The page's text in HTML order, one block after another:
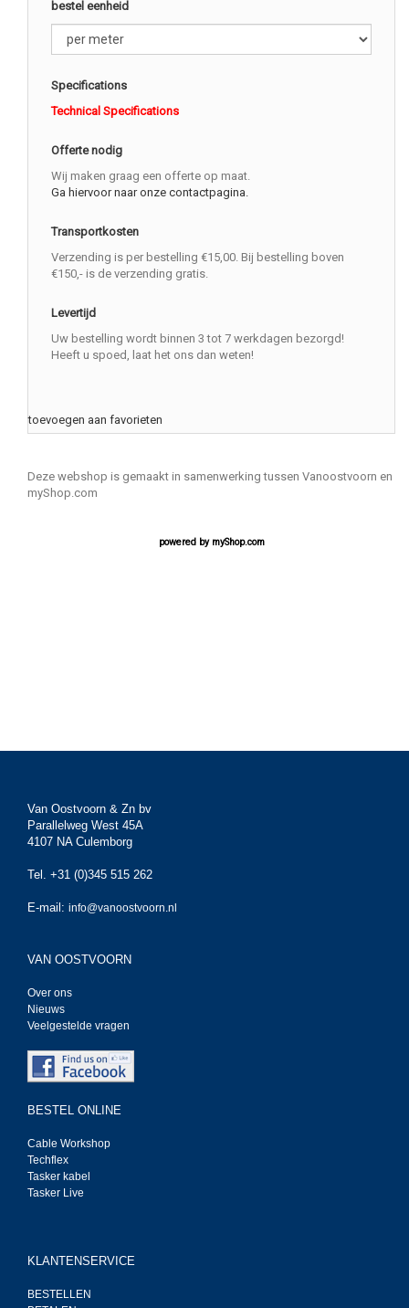
bestel eenheid
Specifications
Technical Specifications
Offerte nodig
Wij maken graag een offerte op maat.
Ga hiervoor naar onze contactpagina.
Transportkosten
Verzending is per bestelling €15,00. Bij bestelling boven
€150,- is de verzending gratis.
Levertijd
Uw bestelling wordt binnen 3 tot 7 werkdagen bezorgd!
Heeft u spoed, laat het ons dan weten!
toevoegen aan favorieten
Deze webshop is gemaakt in samenwerking tussen Vanoostvoorn en
myShop.com
powered by myShop.com
Van Oostvoorn & Zn bv
Parallelweg West 45A
4107 NA Culemborg
Tel. +31 (0)345 515 262
E-mail: info@vanoostvoorn.nl
VAN OOSTVOORN
Over ons
Nieuws
Veelgestelde vragen
BESTEL ONLINE
Cable Workshop
Techflex
Tasker kabel
Tasker Live
KLANTENSERVICE
BESTELLEN